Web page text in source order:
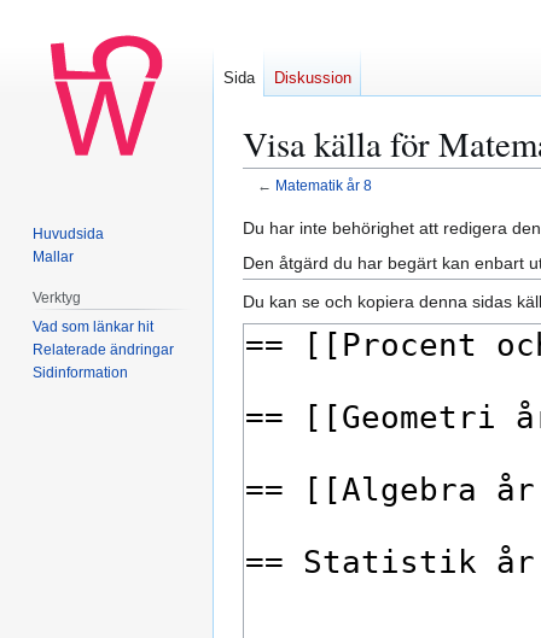
Visa källa för
← Matematik år 8
Hoppa
till
navigering
Hoppa
till
sök
Du har inte behörighet att redigera
Den åtgärd du har begärt kan enbart
Du kan se och kopiera denna sidas
Sida Diskussion
Huvudsida
Mallar
Verktyg
Vad som länkar hit
Relaterade ändringar
Sidinformation